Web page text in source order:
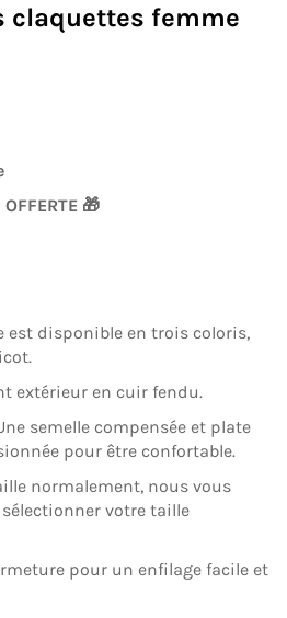
claquettes femme
🎁
est disponible en trois coloris,
extérieur en cuir fendu.
semelle compensée et plate
pour être confortable.
normalement, nous vous
votre taille
pour un enfilage facile et